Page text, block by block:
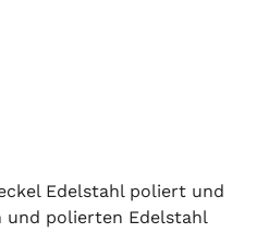
Edelstahl poliert und
polierten Edelstahl